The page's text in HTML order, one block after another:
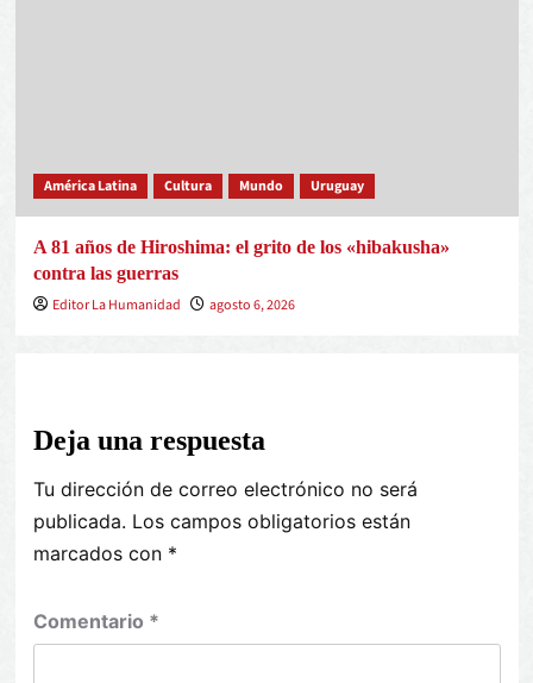
América Latina Cultura Mundo Uruguay
A 81 años de Hiroshima: el grito de los «hibakusha»
contra las guerras
Editor La Humanidad
agosto 6, 2026
Deja una respuesta
Tu dirección de correo electrónico no será
publicada. Los campos obligatorios están
marcados con *
Comentario *